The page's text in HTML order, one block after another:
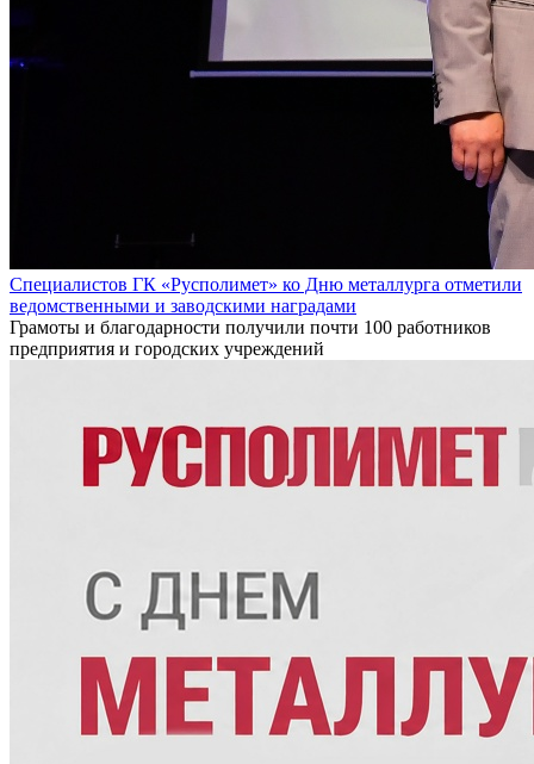
Специалистов ГК «Русполимет» ко Дню металлурга отметили
ведомственными и заводскими наградами
Грамоты и благодарности получили почти 100 работников
предприятия и городских учреждений